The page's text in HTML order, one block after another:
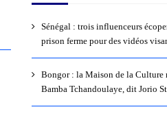
Sénégal : trois influenceurs
prison ferme pour des vidéos
Bongor : la Maison de la Culture
Bamba Tchandoulaye, dit Jorio